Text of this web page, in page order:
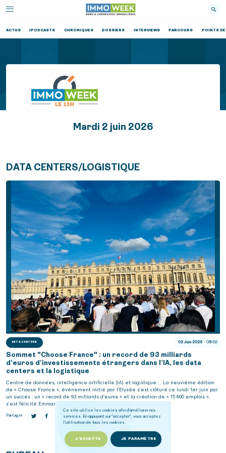
ACTUS IPODCASTS CHRONIQUES DOSSIERS INTERVIEWS PARCOURS POINTS DE
Ce site utilise les cookies afin d'améliorer nos
services. En appuyant sur "accepter", vous acceptez
l'utilisation de tous les cookies.
J'ACCEPTE JE PARAMÈTRE
Mardi 2 juin 2026
DATA CENTERS/LOGISTIQUE
DATA CENTERS 02 Juin 2026 - 08h52
Sommet "Choose France" : un record de 93 milliards
d’euros d’investissements étrangers dans l’IA, les data
centers et la logistique
Centre de données, intelligence artificielle (IA) et logistique… La neuvième édition
de « Choose France », événement initié par l’Elysée s’est clôturé ce lundi 1er juin par
un succès : un « record de 93 milliards d’euros » et la création de « 15 600 emplois »,
s’est félicité Emmanuel Macron. Ce montant correspond…
Partager